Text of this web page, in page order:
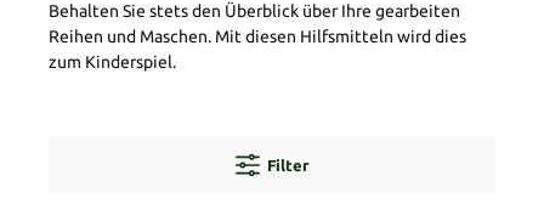
Behalten Sie stets den Überblick über Ihre gearbeiten
Reihen und Maschen. Mit diesen Hilfsmitteln wird dies
zum Kinderspiel.
Filter